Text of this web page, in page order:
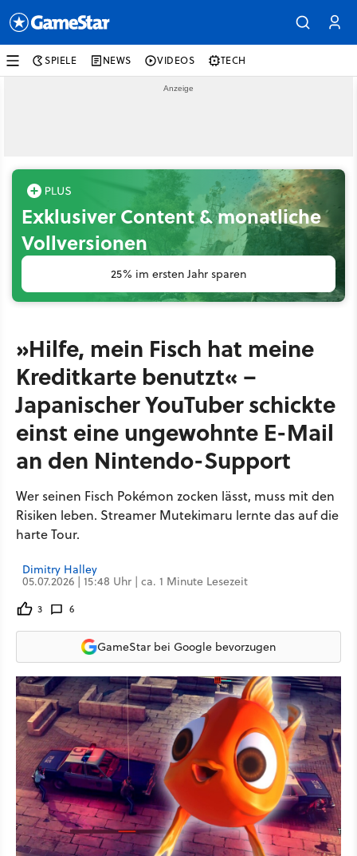
SPIELE NEWS VIDEOS TECH
Exklusiver Content & monatliche
Vollversionen
25% im ersten Jahr sparen
»Hilfe, mein Fisch hat meine
Kreditkarte benutzt« –
Japanischer YouTuber schickte
einst eine ungewohnte E-Mail
an den Nintendo-Support
Wer seinen Fisch Pokémon zocken lässt, muss mit den
Risiken leben. Streamer Mutekimaru lernte das auf die
harte Tour.
Dimitry Halley
05.07.2026 | 15:48 Uhr | ca. 1 Minute Lesezeit
3 6
GameStar bei Google bevorzugen